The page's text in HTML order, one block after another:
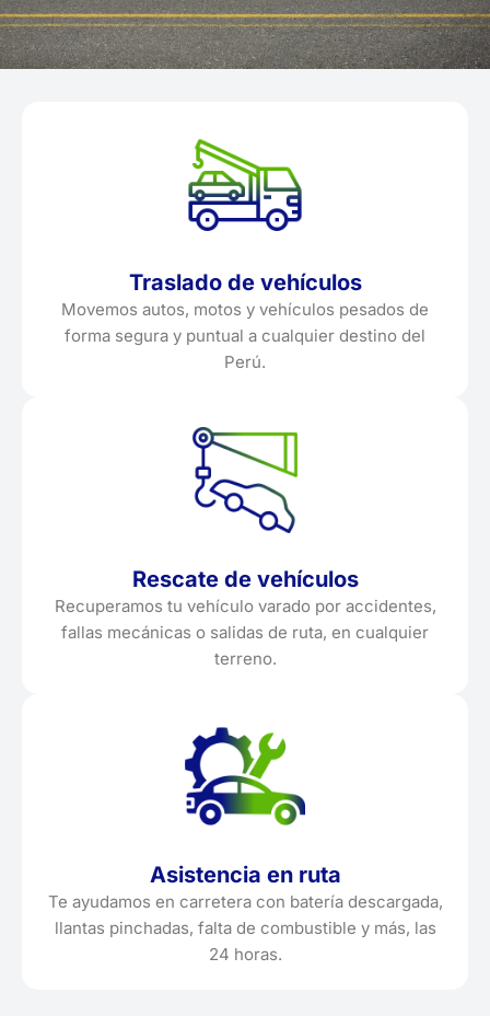
Traslado de vehículos
Movemos autos, motos y vehículos pesados de
forma segura y puntual a cualquier destino del
Perú.
Rescate de vehículos
Recuperamos tu vehículo varado por accidentes,
fallas mecánicas o salidas de ruta, en cualquier
terreno.
Asistencia en ruta
Te ayudamos en carretera con batería descargada,
llantas pinchadas, falta de combustible y más, las
24 horas.